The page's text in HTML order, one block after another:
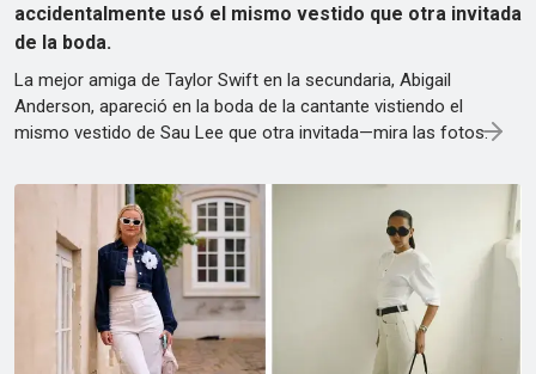
accidentalmente usó el mismo vestido que otra invitada
de la boda.
La mejor amiga de Taylor Swift en la secundaria, Abigail
Anderson, apareció en la boda de la cantante vistiendo el
mismo vestido de Sau Lee que otra invitada—mira las fotos.